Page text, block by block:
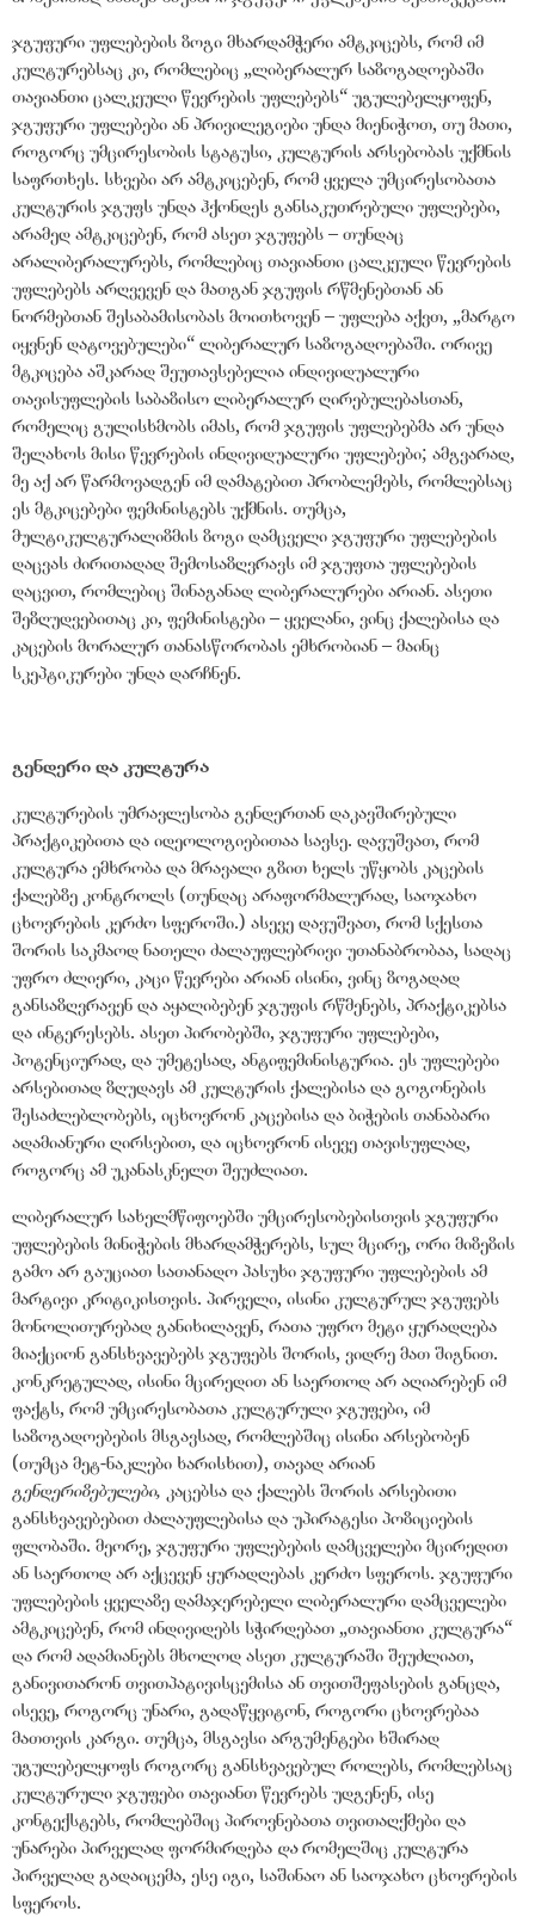
ჯგუფური უფლებების ზოგი მხარდამჭერი ამტკიცებს, რომ იმ
კულტურებსაც კი, რომლებიც „ლიბერალურ საზოგადოებაში
თავიანთი ცალკეული წევრების უფლებებს“ უგულებელყოფენ,
ჯგუფური უფლებები ან პრივილეგიები უნდა მიენიჭოთ, თუ მათი,
როგორც უმცირესობის სტატუსი, კულტურის არსებობას უქმნის
საფრთხეს. სხვები არ ამტკიცებენ, რომ ყველა უმცირესობათა
კულტურის ჯგუფს უნდა ჰქონდეს განსაკუთრებული უფლებები,
არამედ ამტკიცებენ, რომ ასეთ ჯგუფებს – თუნდაც
არალიბერალურებს, რომლებიც თავიანთი ცალკეული წევრების
უფლებებს არღვევენ და მათგან ჯგუფის რწმენებთან ან
ნორმებთან შესაბამისობას მოითხოვენ – უფლება აქვთ, „მარტო
იყვნენ დატოვებულები“ ლიბერალურ საზოგადოებაში. ორივე
მტკიცება აშკარად შეუთავსებელია ინდივიდუალური
თავისუფლების საბაზისო ლიბერალურ ღირებულებასთან,
რომელიც გულისხმობს იმას, რომ ჯგუფის უფლებებმა არ უნდა
შელახოს მისი წევრების ინდივიდუალური უფლებები; ამგვარად,
მე აქ არ წარმოვადგენ იმ დამატებით პრობლემებს, რომლებსაც
ეს მტკიცებები ფემინისტებს უქმნის. თუმცა,
მულტიკულტურალიზმის ზოგი დამცველი ჯგუფური უფლებების
დაცვას ძირითადად შემოსაზღვრავს იმ ჯგუფთა უფლებების
დაცვით, რომლებიც შინაგანად ლიბერალურები არიან. ასეთი
შეზღუდვებითაც კი, ფემინისტები – ყველანი, ვინც ქალებისა და
კაცების მორალურ თანასწორობას ემხრობიან – მაინც
სკეპტიკურები უნდა დარჩნენ.
გენდერი და კულტურა
კულტურების უმრავლესობა გენდერთან დაკავშირებული
პრაქტიკებითა და იდეოლოგიებითაა სავსე. დავუშვათ, რომ
კულტურა ემხრობა და მრავალი გზით ხელს უწყობს კაცების
ქალებზე კონტროლს (თუნდაც არაფორმალურად, საოჯახო
ცხოვრების კერძო სფეროში.) ასევე დავუშვათ, რომ სქესთა
შორის საკმაოდ ნათელი ძალაუფლებრივი უთანაბრობაა, სადაც
უფრო ძლიერი, კაცი წევრები არიან ისინი, ვინც ზოგადად
განსაზღვრავენ და აყალიბებენ ჯგუფის რწმენებს, პრაქტიკებსა
და ინტერესებს. ასეთ პირობებში, ჯგუფური უფლებები,
პოტენციურად, და უმეტესად, ანტიფემინისტურია. ეს უფლებები
არსებითად ზღუდავს ამ კულტურის ქალებისა და გოგონების
შესაძლებლობებს, იცხოვრონ კაცებისა და ბიჭების თანაბარი
ადამიანური ღირსებით, და იცხოვრონ ისევე თავისუფლად,
როგორც ამ უკანასკნელთ შეუძლიათ.
ლიბერალურ სახელმწიფოებში უმცირესობებისთვის ჯგუფური
უფლებების მინიჭების მხარდამჭერებს, სულ მცირე, ორი მიზეზის
გამო არ გაუციათ სათანადო პასუხი ჯგუფური უფლებების ამ
მარტივი კრიტიკისთვის. პირველი, ისინი კულტურულ ჯგუფებს
მონოლითურებად განიხილავენ, რათა უფრო მეტი ყურადღება
მიაქციონ განსხვავებებს ჯგუფებს შორის, ვიდრე მათ შიგნით.
კონკრეტულად, ისინი მცირედით ან საერთოდ არ აღიარებენ იმ
ფაქტს, რომ უმცირესობათა კულტურული ჯგუფები, იმ
საზოგადოებების მსგავსად, რომლებშიც ისინი არსებობენ
(თუმცა მეტ-ნაკლები ხარისხით), თავად არიან
გენდერიზებულები, კაცებსა და ქალებს შორის არსებითი
განსხვავებებით ძალაუფლებისა და უპირატესი პოზიციების
ფლობაში. მეორე, ჯგუფური უფლებების დამცველები მცირედით
ან საერთოდ არ აქცევენ ყურადღებას კერძო სფეროს. ჯგუფური
უფლებების ყველაზე დამაჯერებელი ლიბერალური დამცველები
ამტკიცებენ, რომ ინდივიდებს სჭირდებათ „თავიანთი კულტურა“
და რომ ადამიანებს მხოლოდ ასეთ კულტურაში შეუძლიათ,
განივითარონ თვითპატივისცემისა ან თვითშეფასების განცდა,
ისევე, როგორც უნარი, გადაწყვიტონ, როგორი ცხოვრებაა
მათთვის კარგი. თუმცა, მსგავსი არგუმენტები ხშირად
უგულებელყოფს როგორც განსხვავებულ როლებს, რომლებსაც
კულტურული ჯგუფები თავიანთ წევრებს უდგენენ, ისე
კონტექსტებს, რომლებშიც პიროვნებათა თვითაღქმები და
უნარები პირველად ფორმირდება დარომელშიც კულტურა
პირველად გადაიცემა, ესე იგი, საშინაო ან საოჯახო ცხოვრების
სფეროს.